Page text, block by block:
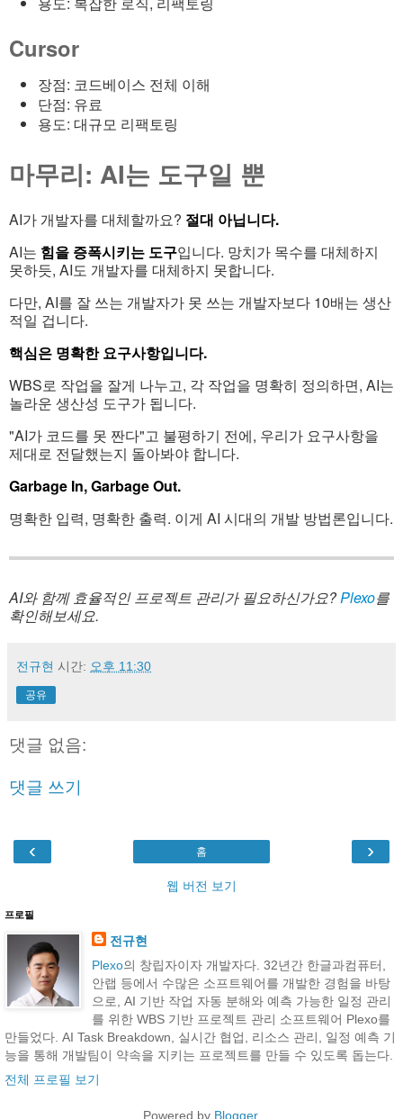
Cursor
장점: 코드베이스 전체 이해
단점: 유료
용도: 대규모 리팩토링
마무리: AI는 도구일 뿐
AI가 개발자를 대체할까요? 절대 아닙니다.
AI는 힘을 증폭시키는 도구입니다. 망치가 목수를 대체하지
못하듯, AI도 개발자를 대체하지 못합니다.
다만, AI를 잘 쓰는 개발자가 못 쓰는 개발자보다 10배는 생산
적일 겁니다.
핵심은 명확한 요구사항입니다.
WBS로 작업을 잘게 나누고, 각 작업을 명확히 정의하면, AI는
놀라운 생산성 도구가 됩니다.
"AI가 코드를 못 짠다"고 불평하기 전에, 우리가 요구사항을
제대로 전달했는지 돌아봐야 합니다.
Garbage In, Garbage Out.
명확한 입력, 명확한 출력. 이게 AI 시대의 개발 방법론입니다.
AI와 함께 효율적인 프로젝트 관리가 필요하신가요?Plexo를
확인해보세요.
전규현 시간: 오후 11:30
공유
댓글 없음:
댓글 쓰기
‹ ›
홈
웹 버전 보기
프로필
전규현
Plexo의 창립자이자 개발자다. 32년간 한글과컴퓨터,
안랩 등에서 수많은 소프트웨어를 개발한 경험을 바탕
으로, AI 기반 작업 자동 분해와 예측 가능한 일정 관리
를 위한 WBS 기반 프로젝트 관리 소프트웨어 Plexo를
만들었다. AI Task Breakdown, 실시간 협업, 리소스 관리, 일정 예측 기
능을 통해 개발팀이 약속을 지키는 프로젝트를 만들 수 있도록 돕는다.
전체 프로필 보기
Powered by Blogger.